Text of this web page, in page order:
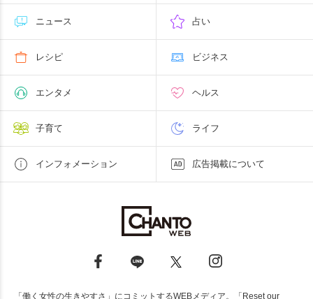
ニュース 占い
レシピ ビジネス
エンタメ ヘルス
子育て ライフ
インフォメーション 広告掲載について
「働く女性の生きやすさ」にコミットするWEBメディア。「Reset our